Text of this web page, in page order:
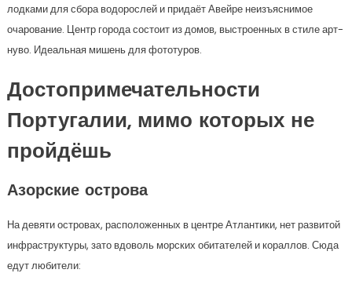
лодками для сбора водорослей и придаёт Авейре неизъяснимое
очарование. Центр города состоит из домов, выстроенных в стиле арт-
нуво. Идеальная мишень для фототуров.
Достопримечательности
Португалии, мимо которых не
пройдёшь
Азорские острова
На девяти островах, расположенных в центре Атлантики, нет развитой
инфраструктуры, зато вдоволь морских обитателей и кораллов. Сюда
едут любители: